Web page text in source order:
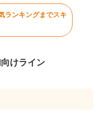
ランキングまでスキ
けライン